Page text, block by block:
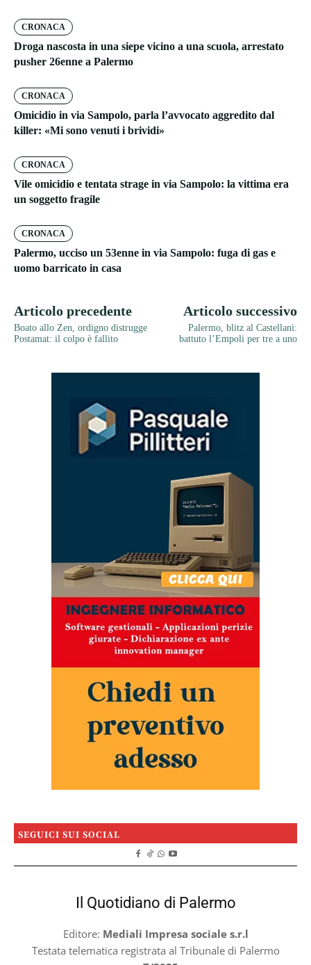
CRONACA
Droga nascosta in una siepe vicino a una scuola, arrestato
pusher 26enne a Palermo
CRONACA
Omicidio in via Sampolo, parla l’avvocato aggredito dal
killer: «Mi sono venuti i brividi»
CRONACA
Vile omicidio e tentata strage in via Sampolo: la vittima era
un soggetto fragile
CRONACA
Palermo, ucciso un 53enne in via Sampolo: fuga di gas e
uomo barricato in casa
Articolo precedente
Boato allo Zen, ordigno distrugge
Postamat: il colpo è fallito
Articolo successivo
Palermo, blitz al Castellani:
battuto l’Empoli per tre a uno
SEGUICI SUI SOCIAL
Il Quotidiano di Palermo
Editore: Mediali Impresa sociale s.r.l
Testata telematica registrata al Tribunale di Palermo